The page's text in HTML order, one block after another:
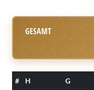
GESAMT
# H G